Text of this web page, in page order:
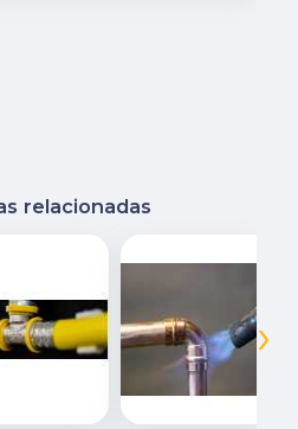
relacionadas
›